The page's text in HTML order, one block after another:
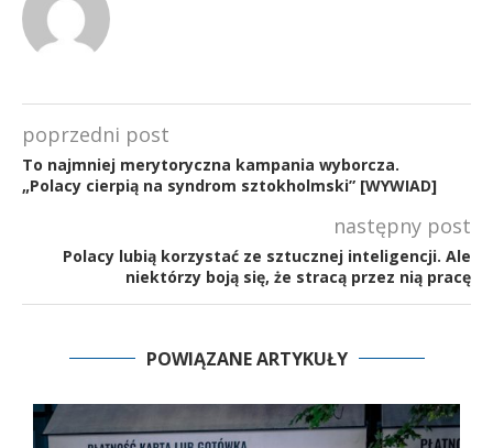
poprzedni post
To najmniej merytoryczna kampania wyborcza.
„Polacy cierpią na syndrom sztokholmski” [WYWIAD]
następny post
Polacy lubią korzystać ze sztucznej inteligencji. Ale
niektórzy boją się, że stracą przez nią pracę
POWIĄZANE ARTYKUŁY